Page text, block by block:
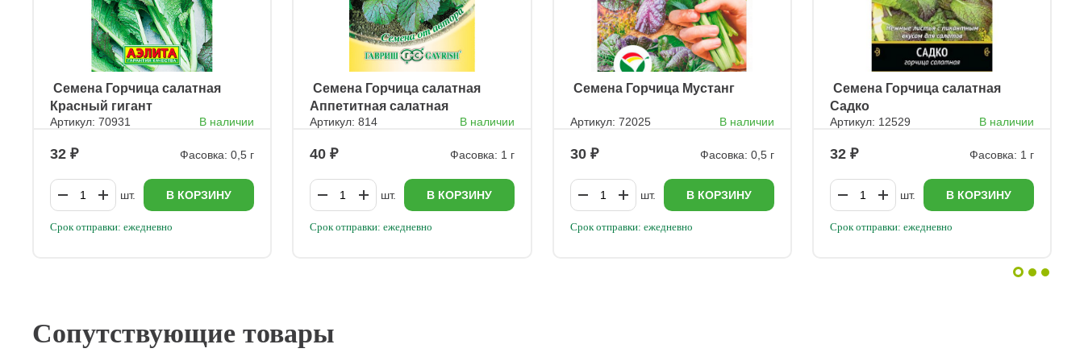
ㅤ Семена Горчица салатная
Красный гигант
Артикул: 70931 В наличии
32 Фасовка: 0,5 г
шт. В КОРЗИНУ
Срок отправки: ежедневно
ㅤ Семена Горчица салатная
Аппетитная салатная
Артикул: 814 В наличии
40 Фасовка: 1 г
шт. В КОРЗИНУ
Срок отправки: ежедневно
ㅤ Семена Горчица Мустанг
Артикул: 72025 В наличии
30 Фасовка: 0,5 г
шт. В КОРЗИНУ
Срок отправки: ежедневно
ㅤ Семена Горчица салатная
Садко
Артикул: 12529 В наличии
32 Фасовка: 1 г
шт. В КОРЗИНУ
Срок отправки: ежедневно
Сопутствующие товары